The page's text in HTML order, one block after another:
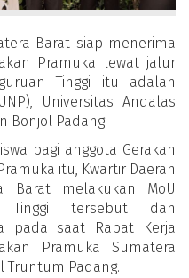
Barat siap menerima
Pramuka lewat jalur
Tinggi itu adalah
Universitas Andalas
Bonjol Padang.
bagi anggota Gerakan
itu, Kwartir Daerah
Barat melakukan MoU
Tinggi tersebut dan
pada saat Rapat Kerja
Pramuka Sumatera
Truntum Padang.